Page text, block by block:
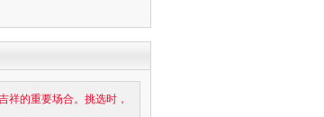
祥的重要场合。挑选时，